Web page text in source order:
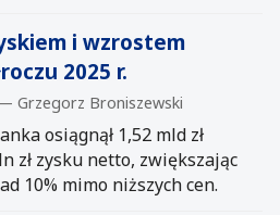
i wzrostem
2025 r.
Grzegorz Broniszewski
osiągnął 1,52 mld zł
zł zysku netto, zwiększając
10% mimo niższych cen.